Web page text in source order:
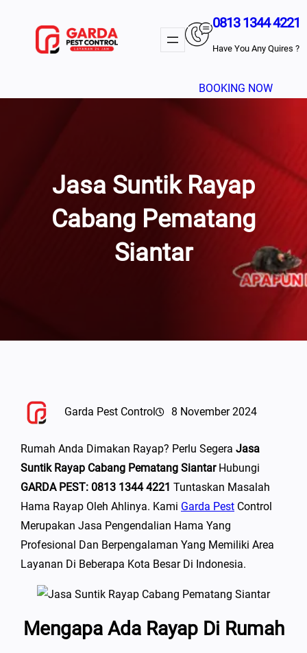
0813 1344 4221
Have You Any Quires ?
BOOKING NOW
Jasa Suntik Rayap
Cabang Pematang
Siantar
Garda Pest Control 8 November 2024
Rumah Anda Dimakan Rayap? Perlu Segera Jasa
Suntik Rayap Cabang Pematang SiantarHubungi
GARDA PEST: 0813 1344 4221 Tuntaskan Masalah
Hama Rayap Oleh Ahlinya. Kami Garda Pest Control
Merupakan Jasa Pengendalian Hama Yang
Profesional Dan Berpengalaman Yang Memiliki Area
Layanan Di Beberapa Kota Besar Di Indonesia.
Mengapa Ada Rayap Di Rumah